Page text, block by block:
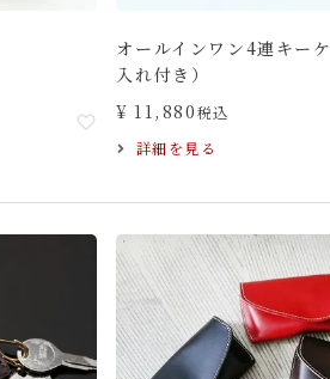
オールインワン4連キー
入れ付き）
¥ 11,880税込
詳細を見る